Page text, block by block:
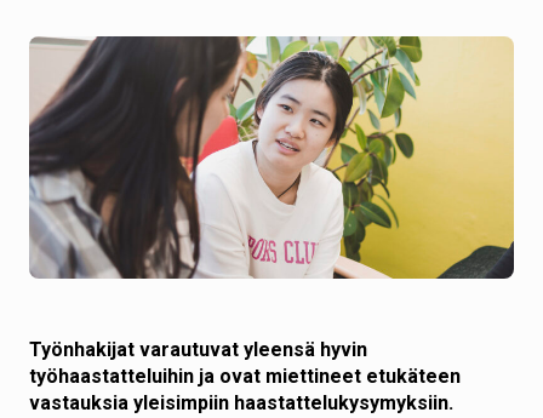
Työnhakijat varautuvat yleensä hyvin
työhaastatteluihin ja ovat miettineet etukäteen
vastauksia yleisimpiin haastattelukysymyksiin.